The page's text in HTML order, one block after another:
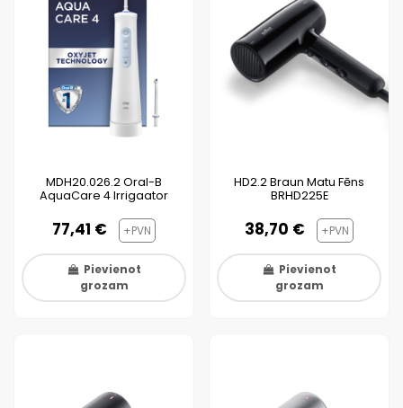
MDH20.026.2 Oral-B
AquaCare 4 Irrigaator
77,41 € +PVN
Pievienot
grozam
HD2.2 Braun Matu Fēns
BRHD225E
38,70 € +PVN
Pievienot
grozam